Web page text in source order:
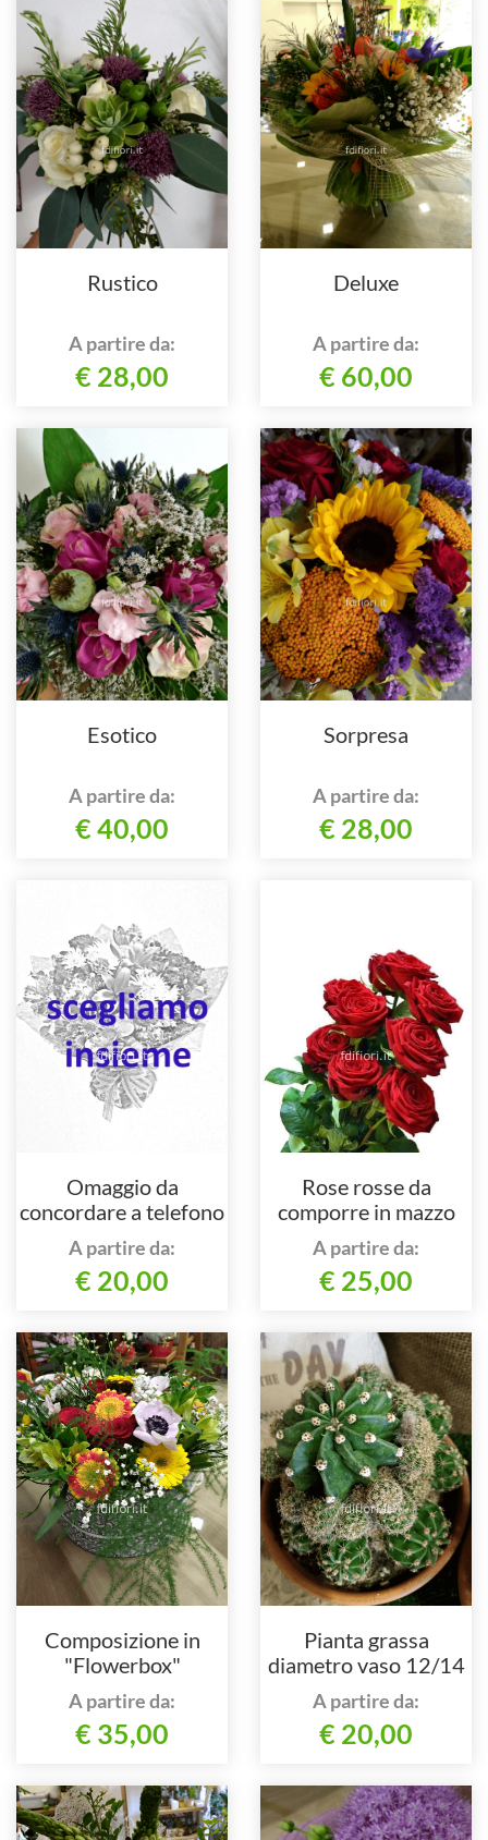
Rustico
A partire da:
€ 28,00
Deluxe
A partire da:
€ 60,00
Esotico
A partire da:
€ 40,00
Sorpresa
A partire da:
€ 28,00
Omaggio da
concordare a telefono
al numero 051
877622 oppure al
348 3243607
A partire da:
€ 20,00
Rose rosse da
comporre in mazzo
per numero di steli.
A partire da:
€ 25,00
Composizione in
"Flowerbox"
A partire da:
€ 35,00
Pianta grassa
diametro vaso 12/14
cm
A partire da:
€ 20,00